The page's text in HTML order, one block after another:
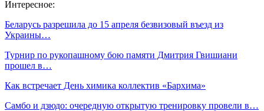
Интересное:
Беларусь разрешила до 15 апреля безвизовый въезд из
Украины…
Турнир по рукопашному бою памяти Дмитрия Гвишиани
прошел в…
Как встречает День химика коллектив «Бархима»
Самбо и дзюдо: очередную открытую тренировку провели в…